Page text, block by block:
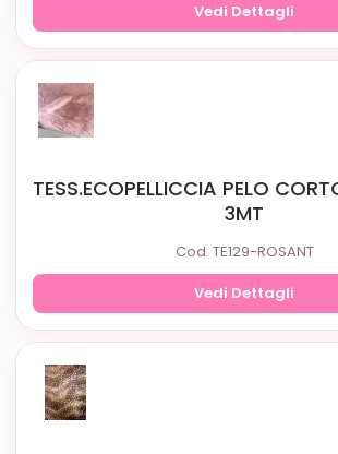
Vedi Dettagli
TESS.ECOPELLICCIA PELO
3MT
Cod. TE129-ROSANT
Vedi Dettagli